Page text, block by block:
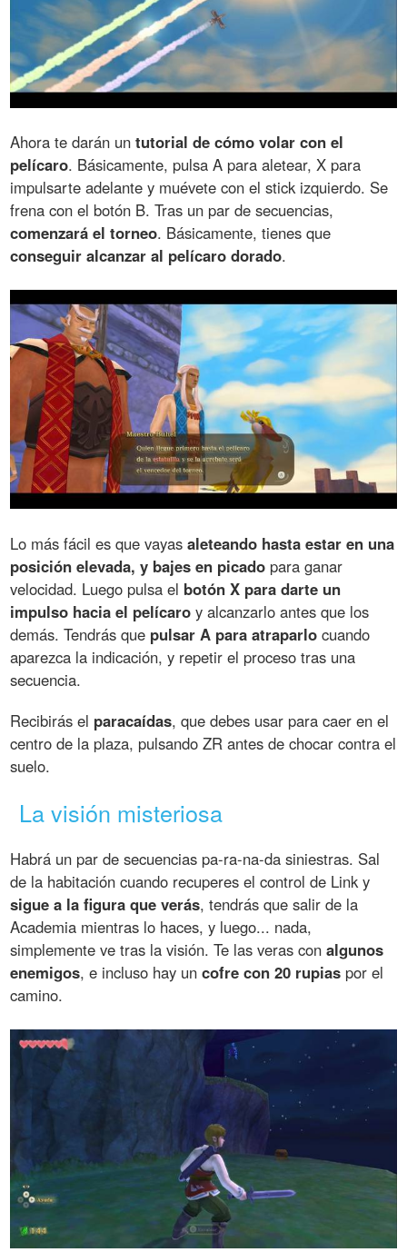
Ahora te darán untutorial de cómo volar con el
pelícaro. Básicamente, pulsa A para aletear, X para
impulsarte adelante y muévete con el stick izquierdo. Se
frena con el botón B. Tras un par de secuencias,
comenzará el torneo. Básicamente, tienes que
conseguir alcanzar al pelícaro dorado.
Lo más fácil es que vayasaleteando hasta estar en una
posición elevada, y bajes en picado para ganar
velocidad. Luego pulsa el botón X para darte un
impulso hacia el pelícaro y alcanzarlo antes que los
demás. Tendrás que pulsar A para atraparlo cuando
aparezca la indicación, y repetir el proceso tras una
secuencia.
Recibirás el paracaídas, que debes usar para caer en el
centro de la plaza, pulsando ZR antes de chocar contra el
suelo.
La visión misteriosa
Habrá un par de secuencias pa-ra-na-da siniestras. Sal
de la habitación cuando recuperes el control de Link y
sigue a la figura que verás, tendrás que salir de la
Academia mientras lo haces, y luego... nada,
simplemente ve tras la visión. Te las veras conalgunos
enemigos, e incluso hay uncofre con 20 rupias por el
camino.